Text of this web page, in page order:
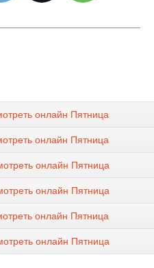
онлайн Пятница
онлайн Пятница
онлайн Пятница
онлайн Пятница
онлайн Пятница
онлайн Пятница